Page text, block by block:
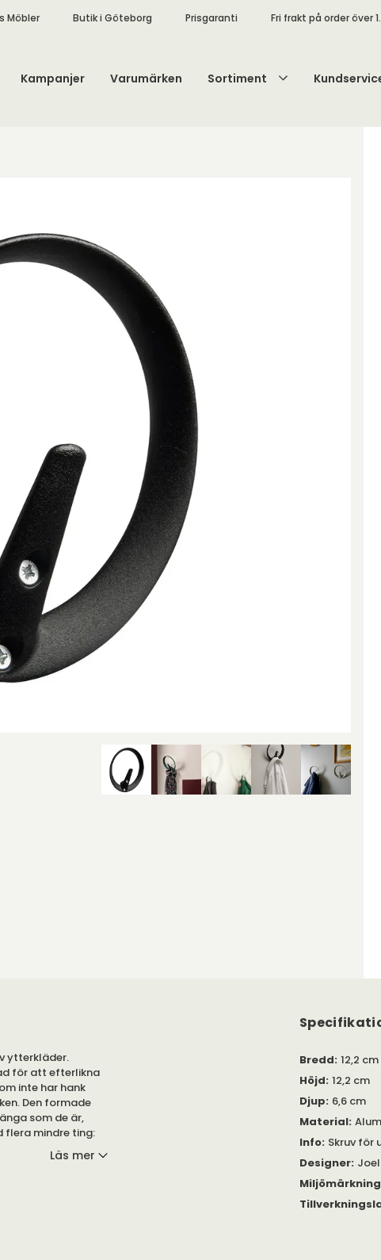
Möbler Butik i Göteborg Prisgaranti Fri frakt på order över
Kampanjer Varumärken Sortiment
ytterkläder.
för att efterlikna
inte har hank
Den formade
som de är,
flera mindre ting:
för hallar som
Läs mer
Bredd: 12,2 cm
Höjd: 12,2 cm
Djup: 6,6 cm
Material:
Info: Skruv för
Designer: